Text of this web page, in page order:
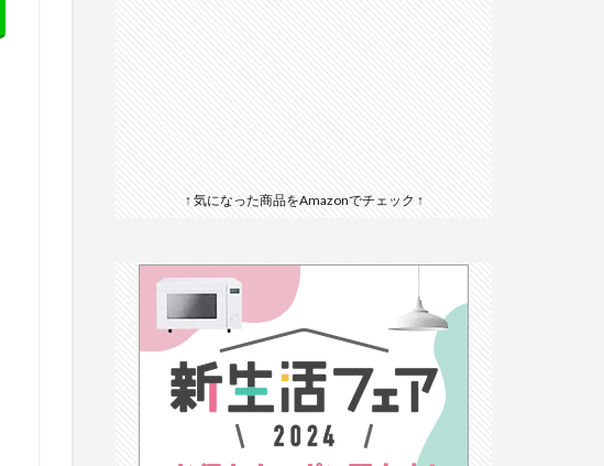
↑ 気になった商品をAmazonでチェック ↑